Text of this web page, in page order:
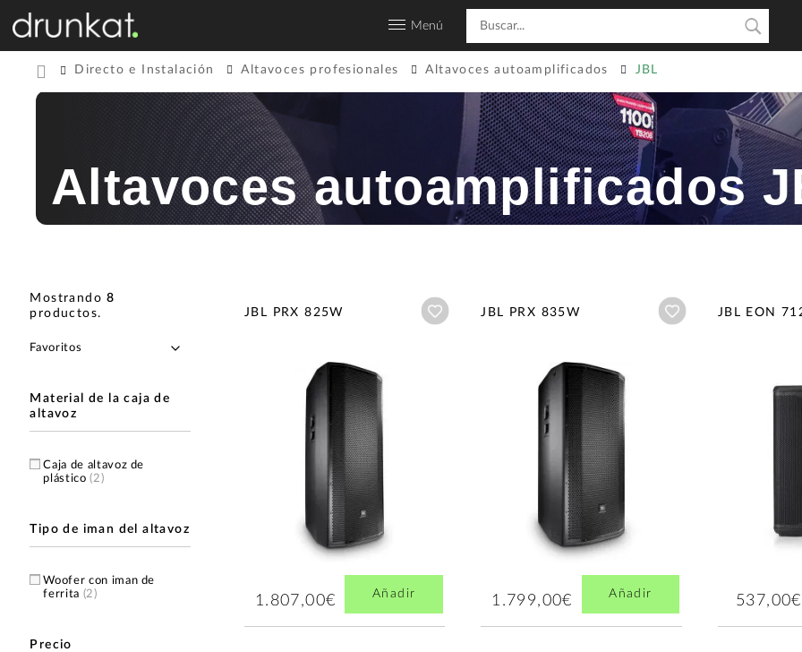
Menú
Directo e Instalación Altavoces profesionales Altavoces autoamplificados JBL
Altavoces autoamplificados
Mostrando8
productos.
Material de la caja de
altavoz
Caja de altavoz de
plástico(2)
Tipo de iman del altavoz
Woofer con iman de
ferrita (2)
Precio
JBL PRX 825W Añadir a wishlist
1.807,00€ Añadir
JBL PRX 835W Añadir a wishlist
1.799,00€ Añadir
JBL EON
537,00€